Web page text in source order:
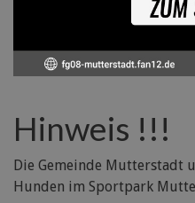
Hinweis !!!
Die Gemeinde Mutterstadt
Hunden im Sportpark